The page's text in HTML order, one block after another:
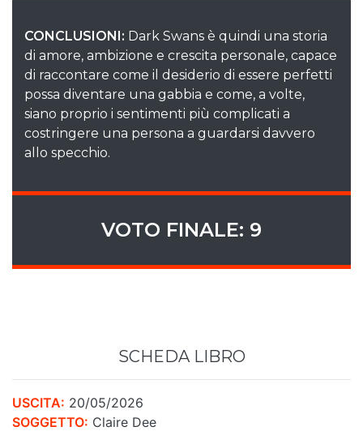
CONCLUSIONI: Dark Swans è quindi una storia
di amore, ambizione e crescita personale, capace
di raccontare come il desiderio di essere perfetti
possa diventare una gabbia e come, a volte,
siano proprio i sentimenti più complicati a
costringere una persona a guardarsi davvero
allo specchio.
VOTO FINALE: 9
SCHEDA LIBRO
USCITA: 20/05/2026
SOGGETTO: Claire Dee